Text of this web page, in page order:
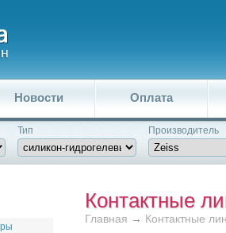
Новости Оплата
Тип Производитель
Контактные
Главная → Контактные